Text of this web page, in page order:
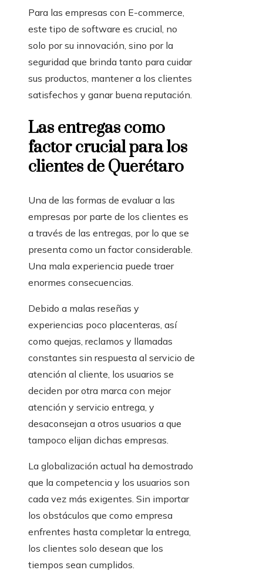
Para las empresas con E-commerce,
este tipo de software es crucial, no
solo por su innovación, sino por la
seguridad que brinda tanto para cuidar
sus productos, mantener a los clientes
satisfechos y ganar buena reputación.
Las entregas como
factor crucial para los
clientes de Querétaro
Una de las formas de evaluar a las
empresas por parte de los clientes es
a través de las entregas, por lo que se
presenta como un factor considerable.
Una mala experiencia puede traer
enormes consecuencias.
Debido a malas reseñas y
experiencias poco placenteras, así
como quejas, reclamos y llamadas
constantes sin respuesta al servicio de
atención al cliente, los usuarios se
deciden por otra marca con mejor
atención y servicio entrega, y
desaconsejan a otros usuarios a que
tampoco elijan dichas empresas.
La globalización actual ha demostrado
que la competencia y los usuarios son
cada vez más exigentes. Sin importar
los obstáculos que como empresa
enfrentes hasta completar la entrega,
los clientes solo desean que los
tiempos sean cumplidos.